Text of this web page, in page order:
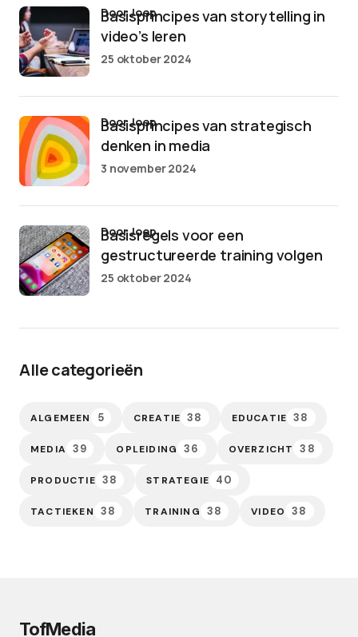
Basisprincipes van storytelling in
video’s leren
door Joep
25 oktober 2024
Basisprincipes van strategisch
denken in media
door Joep
3 november 2024
Basisregels voor een
gestructureerde training volgen
door Joep
25 oktober 2024
Alle categorieën
ALGEMEEN 5 CREATIE 38 EDUCATIE 38
MEDIA 39 OPLEIDING 36 OVERZICHT 38
PRODUCTIE 38 STRATEGIE 40
TACTIEKEN 38 TRAINING 38 VIDEO 38
TofMedia